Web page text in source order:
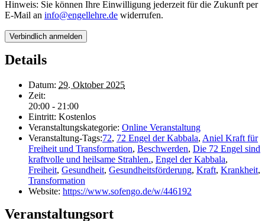
Hinweis: Sie können Ihre Einwilligung jederzeit für die Zukunft per
E-Mail an info@engellehre.de widerrufen.
Details
Datum: 29. Oktober 2025
Zeit:
20:00 - 21:00
Eintritt: Kostenlos
Veranstaltungskategorie: Online Veranstaltung
Veranstaltung-Tags:72, 72 Engel der Kabbala, Aniel Kraft für
Freiheit und Transformation, Beschwerden, Die 72 Engel sind
kraftvolle und heilsame Strahlen., Engel der Kabbala,
Freiheit, Gesundheit, Gesundheitsförderung, Kraft, Krankheit,
Transformation
Website: https://www.sofengo.de/w/446192
Veranstaltungsort